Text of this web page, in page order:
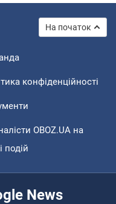
На початок
конфіденційності
OBOZ.UA на
подій
News